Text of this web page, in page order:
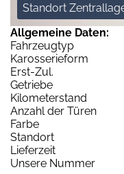
Standort
Allgemeine Daten:
Fahrzeugtyp
Karosserieform
Erst-Zul.
Getriebe
Kilometerstand
Anzahl der Türen
Farbe
Standort
Lieferzeit
Unsere Nummer